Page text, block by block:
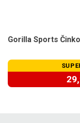
Gorilla Sports